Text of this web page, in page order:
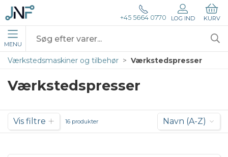
+45 5664 0770 LOG IND KURV
MENU
Værkstedsmaskiner og tilbehør Værkstedspresser
Værkstedspresser
Vis filtre 16 produkter Navn (A-Z)